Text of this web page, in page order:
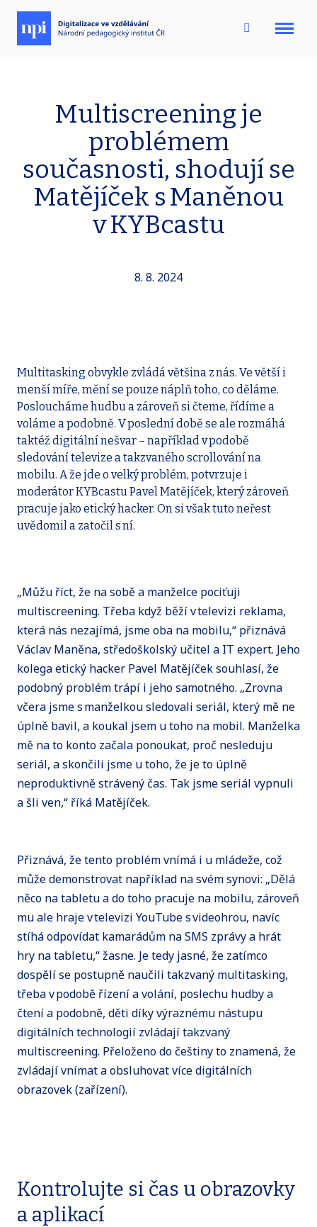
Menu
Multiscreening je
problémem
současnosti, shodují se
Matějíček s Maněnou
v KYBcastu
8. 8. 2024
Multitasking obvykle zvládá většina z nás. Ve větší i
menší míře, mění se pouze náplň toho, co děláme.
Posloucháme hudbu a zároveň si čteme, řídíme a
voláme a podobně. V poslední době se ale rozmáhá
taktéž digitální nešvar – například v podobě
sledování televize a takzvaného scrollování na
mobilu. A že jde o velký problém, potvrzuje i
moderátor KYBcastu Pavel Matějíček, který zároveň
pracuje jako etický hacker. On si však tuto neřest
uvědomil a zatočil s ní.
„Můžu říct, že na sobě a manželce pociťuji
multiscreening. Třeba když běží v televizi reklama,
která nás nezajímá, jsme oba na mobilu,“ přiznává
Václav Maněna, středoškolský učitel a IT expert. Jeho
kolega etický hacker Pavel Matějíček souhlasí, že
podobný problém trápí i jeho samotného. „Zrovna
včera jsme s manželkou sledovali seriál, který mě ne
úplně bavil, a koukal jsem u toho na mobil. Manželka
mě na to konto začala ponoukat, proč nesleduju
seriál, a skončili jsme u toho, že je to úplně
neproduktivně strávený čas. Tak jsme seriál vypnuli
a šli ven,“ říká Matějíček.
Přiznává, že tento problém vnímá i u mládeže, což
může demonstrovat například na svém synovi: „Dělá
něco na tabletu a do toho pracuje na mobilu, zároveň
mu ale hraje v televizi YouTube s videohrou, navíc
stíhá odpovídat kamarádům na SMS zprávy a hrát
hry na tabletu,“ žasne. Je tedy jasné, že zatímco
dospělí se postupně naučili takzvaný multitasking,
třeba v podobě řízení a volání, poslechu hudby a
čtení a podobně, děti díky výraznému nástupu
digitálních technologií zvládají takzvaný
multiscreening. Přeloženo do češtiny to znamená, že
zvládají vnímat a obsluhovat více digitálních
obrazovek (zařízení).
Kontrolujte si čas u obrazovky
a aplikací